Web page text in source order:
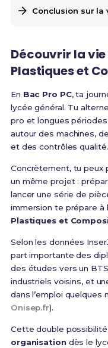
Conclusion sur
Découvrir la
Plastiques et
En Bac Pro PC, ta
lycée général. Tu
pro et longues
autour des machines,
et des contrôles qualité.
Concrètement, tu peux
un même projet :
lancer une série de
immersion te prépare
Plastiques et
Selon les données
part importante des
des études vers un
industriels voisins, et
dans l’emploi quelques
Onisep.fr).
Cette double
organisationdès le